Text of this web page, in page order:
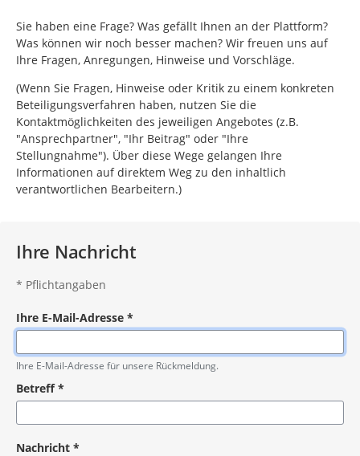
Sie haben eine Frage? Was gefällt Ihnen an der Plattform?
Was können wir noch besser machen? Wir freuen uns auf
Ihre Fragen, Anregungen, Hinweise und Vorschläge.
(Wenn Sie Fragen, Hinweise oder Kritik zu einem konkreten
Beteiligungsverfahren haben, nutzen Sie die
Kontaktmöglichkeiten des jeweiligen Angebotes (z.B.
"Ansprechpartner", "Ihr Beitrag" oder "Ihre
Stellungnahme"). Über diese Wege gelangen Ihre
Informationen auf direktem Weg zu den inhaltlich
verantwortlichen Bearbeitern.)
Ihre Nachricht
* Pflichtangaben
Ihre E-Mail-Adresse *
Pflichtangabe
Ihre E-Mail-Adresse für unsere Rückmeldung.
Betreff*
Nachricht *